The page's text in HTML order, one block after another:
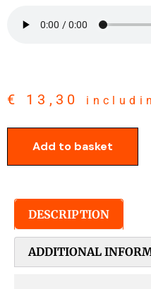
€ 13,30
Add to basket
DESCRIPTION
ADDITIONAL